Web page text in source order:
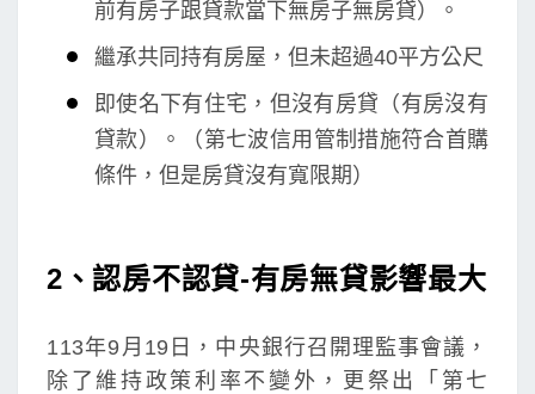
前有房子跟貸款當下無房子無房貸）。
繼承共同持有房屋，但未超過40平方公尺
即使名下有住宅，但沒有房貸（有房沒有
貸款）。（第七波信用管制措施符合首購
條件，但是房貸沒有寬限期）
2、認房不認貸-有房無貸影響最大
113年9月19日，中央銀行召開理監事會議，
除了維持政策利率不變外，更祭出「第七